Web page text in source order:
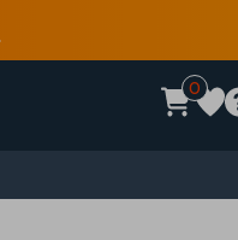
0